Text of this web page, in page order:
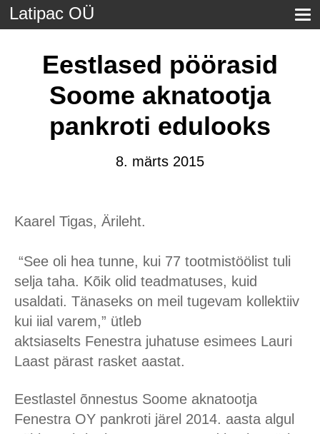
Latipac OÜ
Eestlased pöörasid
Soome aknatootja
pankroti edulooks
8. märts 2015
Kaarel Tigas, Ärileht.
“See oli hea tunne, kui 77 tootmistöölist tuli
selja taha. Kõik olid teadmatuses, kuid
usaldati. Tänaseks on meil tugevam kollektiiv
kui iial varem,” ütleb
aktsiaselts Fenestra juhatuse esimees Lauri
Laast pärast rasket aastat.
Eestlastel õnnestus Soome aknatootja
Fenestra OY pankroti järel 2014. aasta algul